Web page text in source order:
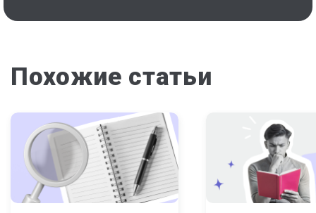
Похожие статьи